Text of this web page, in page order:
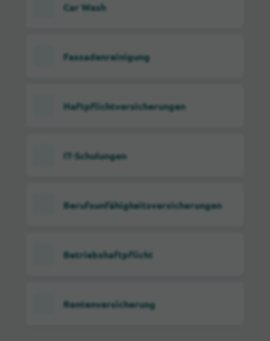
Car Wash
Fassadenreinigung
Haftpflichtversicherungen
IT-Schulungen
Berufsunfähigkeitsversicherungen
Betriebshaftpflicht
Rentenversicherung